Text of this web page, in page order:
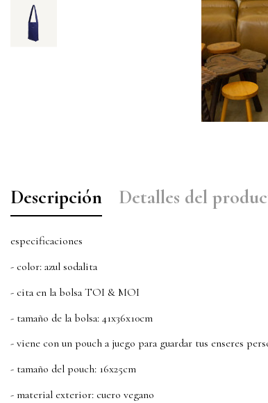
Descripción Detalles del
especificaciones
- color: azul sodalita
- cita en la bolsa TOI & MOI
- tamaño de la bolsa: 41x36x10cm
- viene con un pouch a juego para guardar tus enseres
- tamaño del pouch: 16x25cm
- material exterior: cuero vegano